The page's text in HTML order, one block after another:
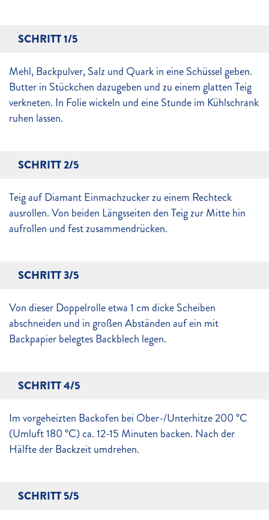
SCHRITT 1/5
Mehl, Backpulver, Salz und Quark in eine Schüssel geben.
Butter in Stückchen dazugeben und zu einem glatten Teig
verkneten. In Folie wickeln und eine Stunde im Kühlschrank
ruhen lassen.
SCHRITT 2/5
Teig auf Diamant Einmachzucker zu einem Rechteck
ausrollen. Von beiden Längsseiten den Teig zur Mitte hin
aufrollen und fest zusammendrücken.
SCHRITT 3/5
Von dieser Doppelrolle etwa 1 cm dicke Scheiben
abschneiden und in großen Abständen auf ein mit
Backpapier belegtes Backblech legen.
SCHRITT 4/5
Im vorgeheizten Backofen bei Ober-/Unterhitze 200 °C
(Umluft 180 °C) ca. 12-15 Minuten backen. Nach der
Hälfte der Backzeit umdrehen.
SCHRITT 5/5